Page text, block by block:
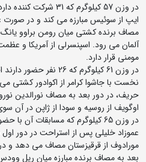
در وزن 57 کیلوگرم که
ایپ از سوئیس مبارزه می کند و در صورت
مصاف برنده کشتی میان رومن براوو
آلمان می رود. اسپنسرلی از آمریکا و
مومنی قرار دارد.
در وزن 61 کیلوگرم که
نخست با جاشوا کرامر از اکوادور کشتی
حریف، در دور بعد به مصاف نورالدین
اوگویف از روسیه و سودا از ژاپن در آن
عموزاد خلیلی پس از استراحت در دور
مورادوف از قرقیزستان مصاف می دهد و
بعد به مصاف برنده مبارزه میان ریل